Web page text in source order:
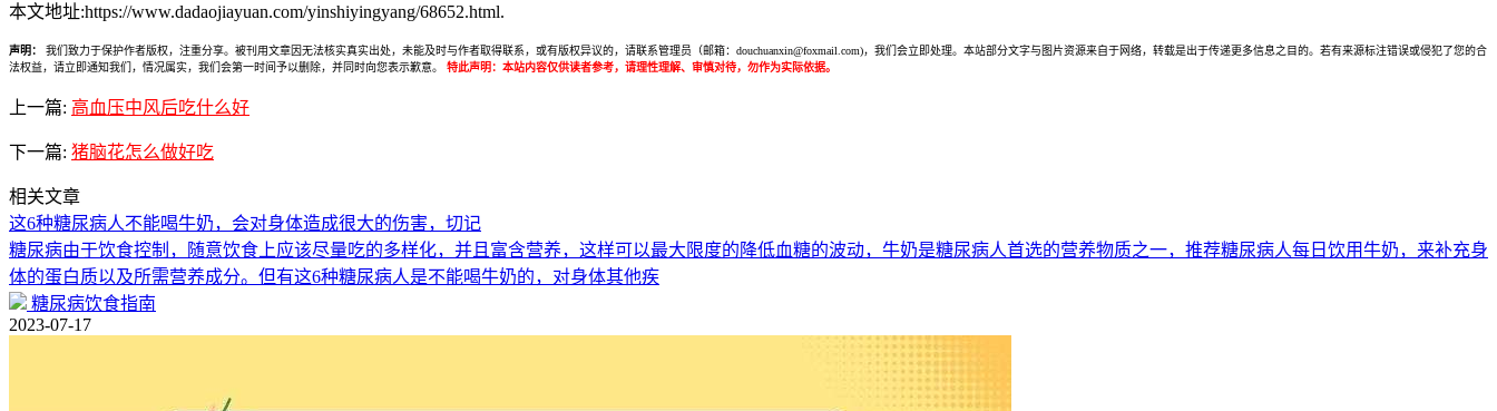
本文地址:https://www.dadaojiayuan.com/yinshiyingyang/68652.html.
声明：
我们致力于保护作者版权，注重分享。被刊用文章因无法核实真实出处，未能及时与作者取得联系，或有版权异议的，请联系管理员（邮箱：douchuanxin@foxmail.com)，我们会立即处理。本站部分文字与图片资源来自于网络，转载是出于传递更多信息之目的。若有来源标注错误或侵犯了您的合
法权益，请立即通知我们，情况属实，我们会第一时间予以删除，并同时向您表示歉意。
特此声明：本站内容仅供读者参考，请理性理解、审慎对待，勿作为实际依据。
上一篇: 高血压中风后吃什么好
下一篇: 猪脑花怎么做好吃
相关文章
这6种糖尿病人不能喝牛奶，会对身体造成很大的伤害，切记
糖尿病由于饮食控制，随意饮食上应该尽量吃的多样化，并且富含营养，这样可以最大限度的降低血糖的波动，牛奶是糖尿病人首选的营养物质之一，推荐糖尿病人每日饮用牛奶，来补充身
体的蛋白质以及所需营养成分。但有这6种糖尿病人是不能喝牛奶的，对身体其他疾
糖尿病饮食指南
2023-07-17